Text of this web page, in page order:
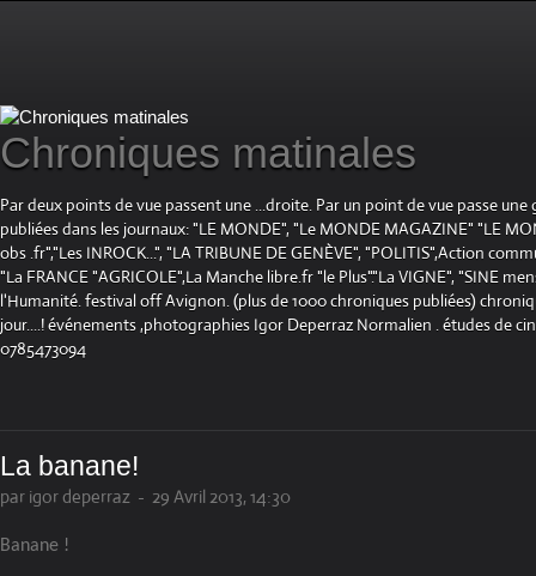
Chroniques matinales
Par deux points de vue passent une ...droite. Par un point de vue passe
publiées dans les journaux: "LE MONDE", "Le MONDE MAGAZINE" "LE
obs .fr","Les INROCK...", "LA TRIBUNE DE GENÈVE", "POLITIS",Action
"La FRANCE "AGRICOLE",La Manche libre.fr "le Plus"."La VIGNE", "SINE
l'Humanité. festival off Avignon. (plus de 1000 chroniques publiées)
jour....! événements ,photographies Igor Deperraz Normalien . études de
0785473094
La banane!
par igor deperraz - 29 Avril 2013, 14:30
Banane !